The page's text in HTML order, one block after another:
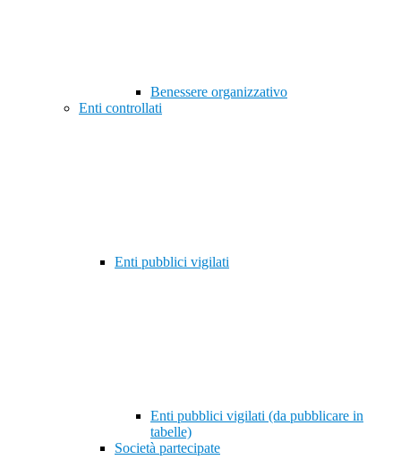
Benessere organizzativo
Enti controllati
Enti pubblici vigilati
Enti pubblici vigilati (da pubblicare in
tabelle)
Società partecipate